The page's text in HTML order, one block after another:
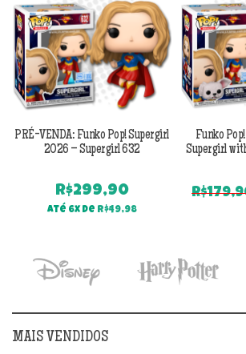
PRÉ-VENDA: Funko Pop! Supergirl
2026 – Supergirl 632
R$299,90
Até 6x de R$49,98
Funko
Supergirl
R$
MAIS VENDIDOS